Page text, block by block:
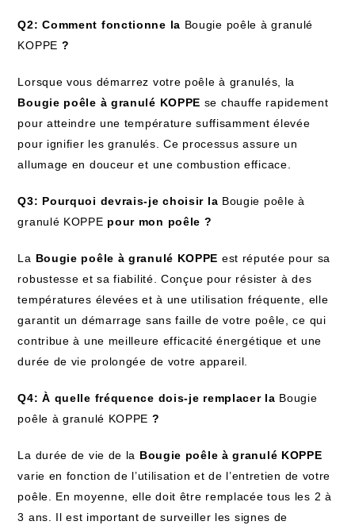
Q2: Comment fonctionne la Bougie poêle à granulé
KOPPE ?
Lorsque vous démarrez votre poêle à granulés, la
Bougie poêle à granulé KOPPE se chauffe rapidement
pour atteindre une température suffisamment élevée
pour ignifier les granulés. Ce processus assure un
allumage en douceur et une combustion efficace.
Q3: Pourquoi devrais-je choisir la Bougie poêle à
granulé KOPPE pour mon poêle ?
La Bougie poêle à granulé KOPPE est réputée pour sa
robustesse et sa fiabilité. Conçue pour résister à des
températures élevées et à une utilisation fréquente, elle
garantit un démarrage sans faille de votre poêle, ce qui
contribue à une meilleure efficacité énergétique et une
durée de vie prolongée de votre appareil.
Q4: À quelle fréquence dois-je remplacer la Bougie
poêle à granulé KOPPE ?
La durée de vie de la Bougie poêle à granulé KOPPE
varie en fonction de l’utilisation et de l’entretien de votre
poêle. En moyenne, elle doit être remplacée tous les 2 à
3 ans. Il est important de surveiller les signes de